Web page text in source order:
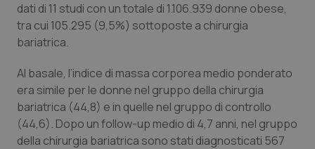
Calabria
Campania
Emilia-Romagna
Friuli Venezia Giulia
Asma & BPCO
Car-T
Colesterolo & coronaropatie
Dermatite Atopica
dati di 11 studi con un totale di 1.106.939 donne obese,
tra cui 105.295 (9,5%) sottoposte a chirurgia
bariatrica.
Al basale, l’indice di massa corporea medio ponderato
era simile per le donne nel gruppo della chirurgia
bariatrica (44,8) e in quelle nel gruppo di controllo
(44,6). Dopo un follow-up medio di 4,7 anni, nel gruppo
della chirurgia bariatrica sono stati diagnosticati 567